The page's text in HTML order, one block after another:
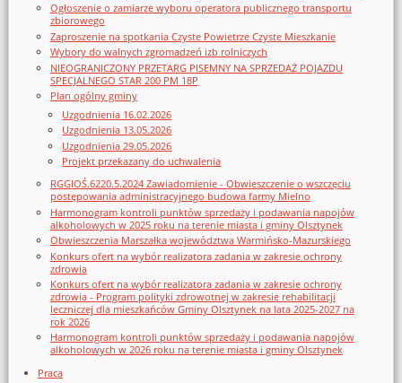
Ogłoszenie o zamiarze wyboru operatora publicznego transportu
zbiorowego
Zaproszenie na spotkania Czyste Powietrze Czyste Mieszkanie
Wybory do walnych zgromadzeń izb rolniczych
NIEOGRANICZONY PRZETARG PISEMNY NA SPRZEDAŻ POJAZDU
SPECJALNEGO STAR 200 PM 18P
Plan ogólny gminy
Uzgodnienia 16.02.2026
Uzgodnienia 13.05.2026
Uzgodnienia 29.05.2026
Projekt przekazany do uchwalenia
RGGIOŚ.6220.5.2024 Zawiadomienie - Obwieszczenie o wszczęciu
postępowania administracyjnego budowa farmy Mielno
Harmonogram kontroli punktów sprzedaży i podawania napojów
alkoholowych w 2025 roku na terenie miasta i gminy Olsztynek
Obwieszczenia Marszałka województwa Warmińsko-Mazurskiego
Konkurs ofert na wybór realizatora zadania w zakresie ochrony
zdrowia
Konkurs ofert na wybór realizatora zadania w zakresie ochrony
zdrowia - Program polityki zdrowotnej w zakresie rehabilitacji
leczniczej dla mieszkańców Gminy Olsztynek na lata 2025-2027 na
rok 2026
Harmonogram kontroli punktów sprzedaży i podawania napojów
alkoholowych w 2026 roku na terenie miasta i gminy Olsztynek
Praca